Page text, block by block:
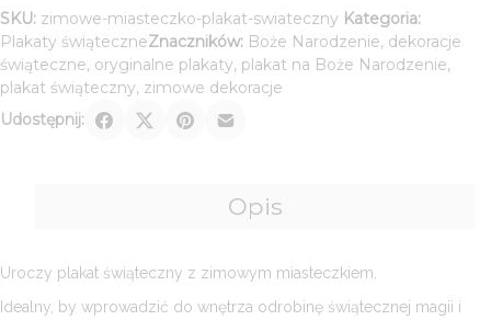
-
plakat
świąteczny
SKU: zimowe-miasteczko-plakat-swiateczny Kategoria:
Plakaty świąteczneZnaczników: Boże Narodzenie, dekoracje
świąteczne, oryginalne plakaty, plakat na Boże Narodzenie,
plakat świąteczny, zimowe dekoracje
Udostępnij:
Opis
Uroczy plakat świąteczny z zimowym miasteczkiem.
Idealny, by wprowadzić do wnętrza odrobinę świątecznej magii i